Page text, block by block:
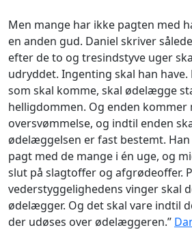
Men mange har ikke pagten med
en anden gud. Daniel skriver
efter de to og tresindstyve uger
udryddet. Ingenting skal han have.
som skal komme, skal ødelægge
helligdommen. Og enden kommer
oversvømmelse, og indtil enden
ødelæggelsen er fast bestemt.
pagt med de mange i én uge, og
slut på slagtoffer og afgrødeoffer.
vederstyggelighedens vinger skal
ødelægger. Og det skal vare indtil
der udøses over ødelæggeren.”